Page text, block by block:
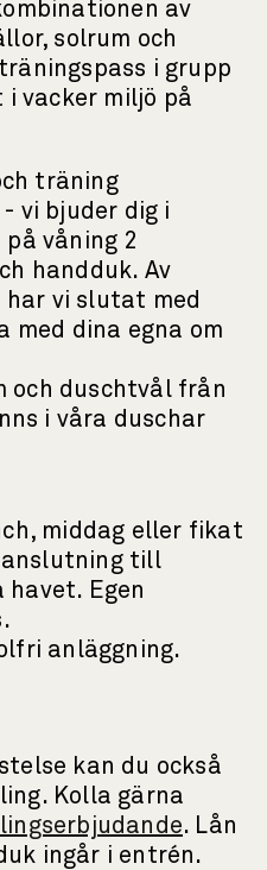
av
solrum och
i grupp
vacker miljö på
träning
vi bjuder dig i
våning 2
handduk. Av
vi slutat med
med dina egna om
och duschtvål från
i våra duschar
middag eller fikat
till
Egen
anläggning.
kan du också
Kolla gärna
. Lån
ingår i entrén.